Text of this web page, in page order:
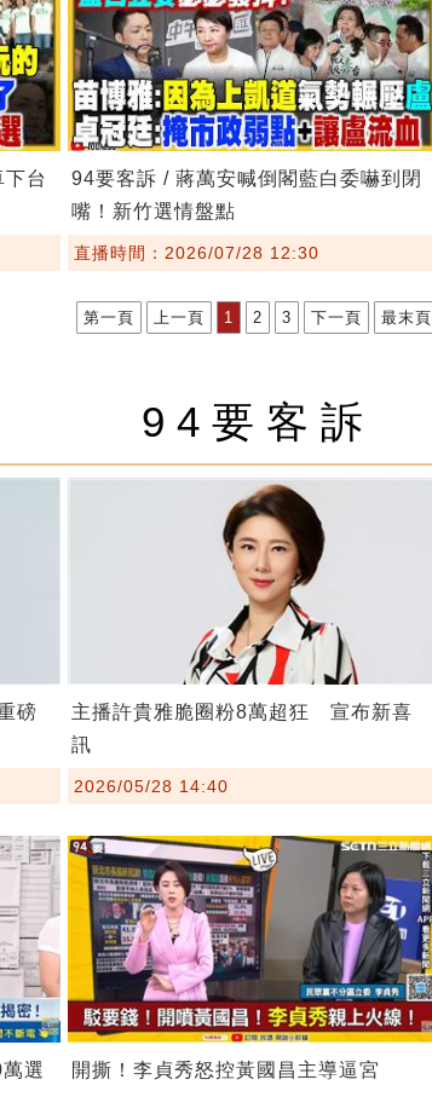
台
94要客訴 / 蔣萬安喊倒閣藍白委嚇到閉
嘴！新竹選情盤點
直播時間：2026/07/28 12:30
第一頁 上一頁 1 2 3 下一頁 最末頁
94要客訴
磅
主播許貴雅脆圈粉8萬超狂 宣布新喜
訊
2026/05/28 14:40
選
開撕！李貞秀怒控黃國昌主導逼宮